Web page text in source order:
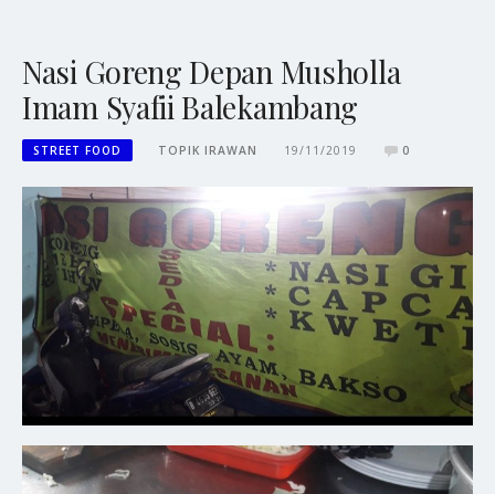
Nasi Goreng Depan Musholla
Imam Syafii Balekambang
STREET FOOD TOPIK IRAWAN 19/11/2019 0